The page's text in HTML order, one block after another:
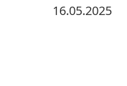
16.05.2025